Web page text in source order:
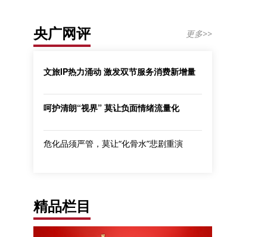
央广网评 更多>>
文旅IP热力涌动 激发双节服务消费新增量
呵护清朗“视界” 莫让负面情绪流量化
危化品须严管，莫让“化骨水”悲剧重演
精品栏目